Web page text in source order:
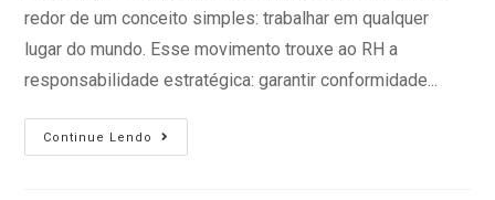
redor de um conceito simples: trabalhar em qualquer
lugar do mundo. Esse movimento trouxe ao RH a
responsabilidade estratégica: garantir conformidade...
Continue Lendo